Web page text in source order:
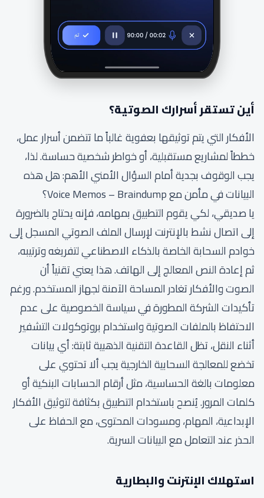
أين تستقر أسرارك الصوتية؟
الأفكار التي يتم توثيقها بعفوية غالباً ما تتضمن أسرار عمل،
خططاً لمشاريع مستقبلية، أو خواطر شخصية حساسة. لذا،
يجب الوقوف بجدية أمام السؤال الأمني الأهم: هل هذه
البيانات في مأمن مع Voice Memos – Braindump؟
يا صديقي، لكي يقوم التطبيق بمهامه، فإنه يحتاج بالضرورة
إلى اتصال نشط بالإنترنت لإرسال الملف الصوتي المسجل إلى
خوادم السحابة الخاصة بالذكاء الاصطناعي لتفريغه وترتيبه،
ثم إعادة النص المعالج إلى الهاتف. هذا يعني تقنياً أن
الصوت والأفكار تغادر المساحة الآمنة لجهاز المستخدم. ورغم
تأكيدات الشركة المطورة في سياسة الخصوصية على عدم
الاحتفاظ بالملفات الصوتية واستخدام بروتوكولات التشفير
أثناء النقل، تظل القاعدة التقنية الذهبية ثابتة: أي بيانات
تخضع للمعالجة السحابية الخارجية يجب ألا تحتوي على
معلومات بالغة الحساسية، مثل أرقام الحسابات البنكية أو
كلمات المرور. يُنصح باستخدام التطبيق بكثافة لتوثيق الأفكار
الإبداعية، المهام، ومسودات المحتوى، مع الحفاظ على
الحذر عند التعامل مع البيانات السرية.
استهلاك الإنترنت والبطارية